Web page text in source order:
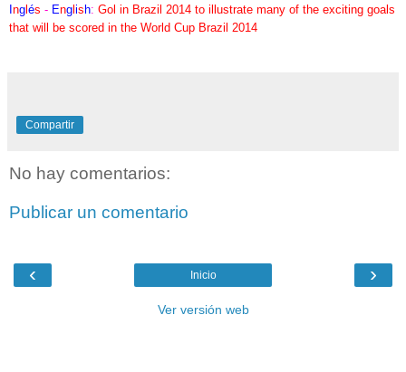
Inglés - English: Gol in Brazil 2014 to illustrate many of the exciting goals
that will be scored in the World Cup Brazil 2014
Compartir
No hay comentarios:
Publicar un comentario
‹ ›
Inicio
Ver versión web